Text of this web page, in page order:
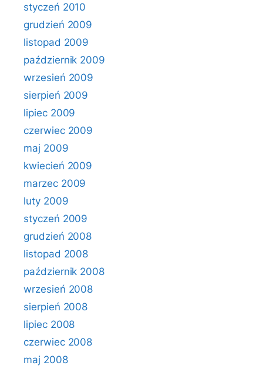
styczeń 2010
grudzień 2009
listopad 2009
październik 2009
wrzesień 2009
sierpień 2009
lipiec 2009
czerwiec 2009
maj 2009
kwiecień 2009
marzec 2009
luty 2009
styczeń 2009
grudzień 2008
listopad 2008
październik 2008
wrzesień 2008
sierpień 2008
lipiec 2008
czerwiec 2008
maj 2008